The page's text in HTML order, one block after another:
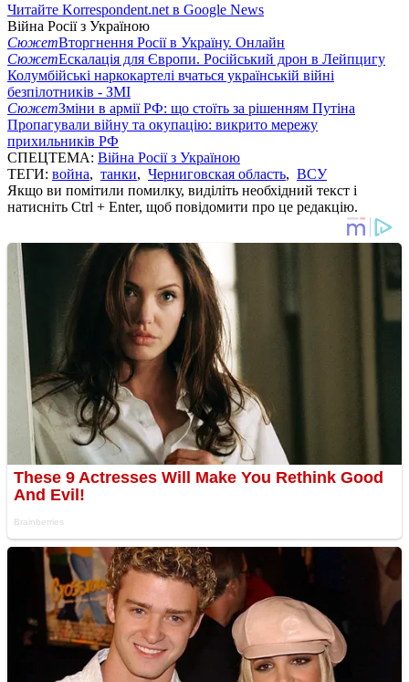
Читайте Korrespondent.net в Google News
Війна Росії з Україною
СюжетВторгнення Росії в Україну. Онлайн
СюжетЕскалація для Європи. Російський дрон в Лейпцигу
Колумбійські наркокартелі вчаться українській війні
безпілотників - ЗМІ
СюжетЗміни в армії РФ: що стоїть за рішенням Путіна
Пропагували війну та окупацію: викрито мережу
прихильників РФ
СПЕЦТЕМА: Війна Росії з Україною
ТЕГИ: война, танки, Черниговская область, ВСУ
Якщо ви помітили помилку, виділіть необхідний текст і
натисніть Ctrl + Enter, щоб повідомити про це редакцію.